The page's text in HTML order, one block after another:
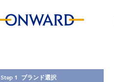
Step 1 ブランド選択